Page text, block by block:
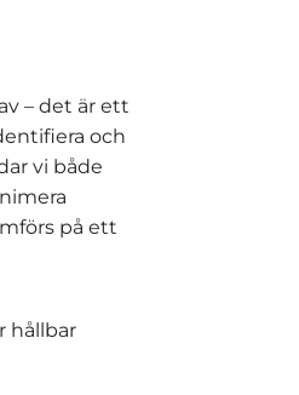
– det är ett
och
vi både
på ett
hållbar